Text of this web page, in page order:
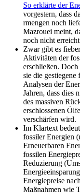
So erklärte der
vorgestern, dass
rmengen noch
Mazrouei meint,
noch nicht
Zwar gibt es
Aktivitäten der
erschließen.
sie die
Analysen der
Jahren, dass dies
des massiven
erschlossenen
verschärfen wird.
Im Klartext
fossiler Energien
Erneuerbaren
fossilen
Reduzierung
Energiepreise
Maßnahmen wie